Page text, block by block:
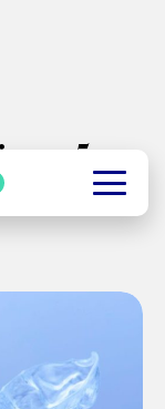
5
zur